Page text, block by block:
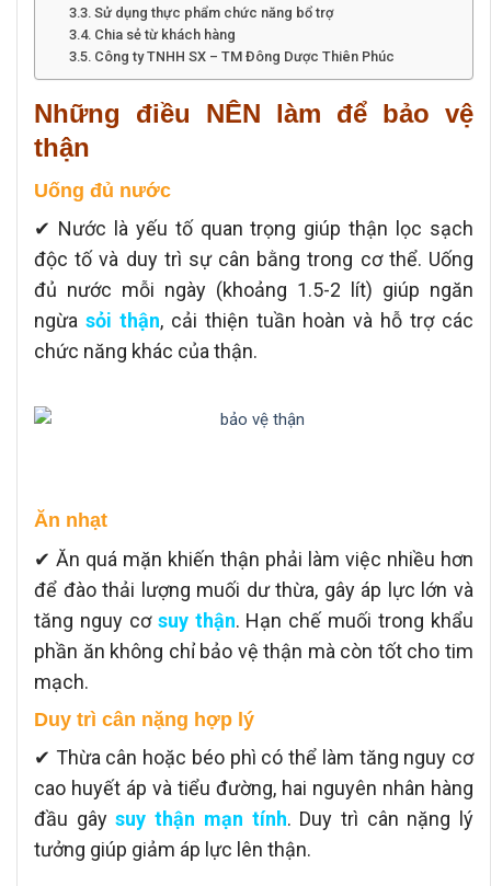
Sử dụng thực phẩm chức năng bổ trợ
Chia sẻ từ khách hàng
Công ty TNHH SX – TM Đông Dược Thiên Phúc
Những điều NÊN làm để bảo vệ
thận
Uống đủ nước
✔ Nước là yếu tố quan trọng giúp thận lọc sạch
độc tố và duy trì sự cân bằng trong cơ thể. Uống
đủ nước mỗi ngày (khoảng 1.5-2 lít) giúp ngăn
ngừa sỏi thận, cải thiện tuần hoàn và hỗ trợ các
chức năng khác của thận.
Ăn nhạt
✔ Ăn quá mặn khiến thận phải làm việc nhiều hơn
để đào thải lượng muối dư thừa, gây áp lực lớn và
tăng nguy cơ suy thận. Hạn chế muối trong khẩu
phần ăn không chỉ bảo vệ thận mà còn tốt cho tim
mạch.
Duy trì cân nặng hợp lý
✔ Thừa cân hoặc béo phì có thể làm tăng nguy cơ
cao huyết áp và tiểu đường, hai nguyên nhân hàng
đầu gâysuy thận mạn tính. Duy trì cân nặng lý
tưởng giúp giảm áp lực lên thận.